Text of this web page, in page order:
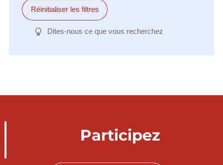
Réinitialiser les filtres
Dites-nous ce que vous recherchez
Participez